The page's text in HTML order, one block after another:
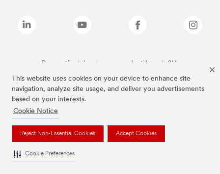
This website uses cookies on your device to enhance site
navigation, analyze site usage, and deliver you advertisements
based on your interests.
Cookie Notice
Reject Non-Essential Cookies Accept Cookies
Cookie Preferences
De ovenstående brands er varemærker tilhørende 3M.